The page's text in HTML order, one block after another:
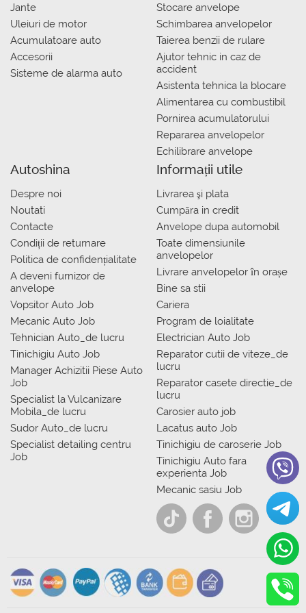
Jante
Uleiuri de motor
Acumulatoare auto
Accesorii
Sisteme de alarma auto
Stocare anvelope
Schimbarea anvelopelor
Taierea benzii de rulare
Ajutor tehnic in caz de
accident
Asistenta tehnica la blocare
Alimentarea cu combustibil
Pornirea acumulatorului
Repararea anvelopelor
Echilibrare anvelope
Autoshina
Despre noi
Noutati
Contacte
Condiții de returnare
Politica de confidențialitate
A deveni furnizor de
anvelope
Vopsitor Auto Job
Mecanic Auto Job
Tehnician Auto_de lucru
Tinichigiu Auto Job
Manager Achizitii Piese Auto
Job
Specialist la Vulcanizare
Mobila_de lucru
Sudor Auto_de lucru
Specialist detailing centru
Job
Informații utile
Livrarea şi plata
Сumpăra in credit
Anvelope dupa automobil
Toate dimensiunile
anvelopelor
Livrare anvelopelor în orașe
Bine sa stii
Cariera
Program de loialitate
Electrician Auto Job
Reparator cutii de viteze_de
lucru
Reparator casete directie_de
lucru
Carosier auto job
Lacatus auto Job
Tinichigiu de caroserie Job
Tinichigiu Auto fara
experienta Job
Mecanic sasiu Job